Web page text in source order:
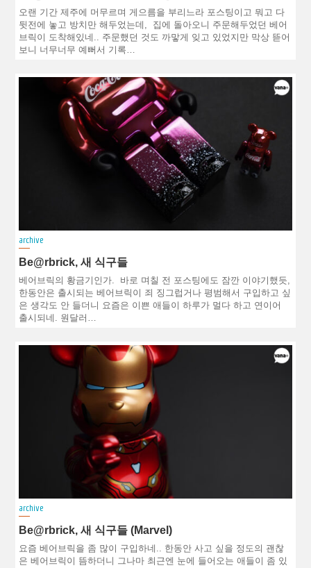
오랜 기간 제주에 머무르며 게으름을 부리느라 포스팅이고 뭐고 다
뒷전에 놓고 방치만 해두었는데, 집에 돌아오니 주문해두었던 베어
브릭이 도착해있네.. 주문했던 것도 까맣게 잊고 있었지만 막상 뜯어
보니 너무너무 예뻐서 기록…
archive
Be@rbrick, 새 식구들
베어브릭의 황금기인가. 바로 며칠 전 포스팅에도 잠깐 이야기했듯,
한동안은 출시되는 베어브릭이 죄 징그럽거나 평범해서 구입하고 싶
은 생각도 안 들더니 요즘은 이쁜 애들이 하루가 멀다 하고 연이어
출시되네. 원달러…
archive
Be@rbrick, 새 식구들 (Marvel)
요즘 베어브릭을 좀 많이 구입하네.. 한동안 사고 싶을 정도의 괜찮
은 베어브릭이 뜸하더니 그나마 최근엔 눈에 들어오는 애들이 좀 있